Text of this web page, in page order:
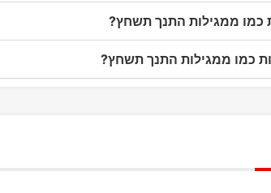
כמו ממגילות התנך תשחץ?
כמו ממגילות התנך תשחץ?